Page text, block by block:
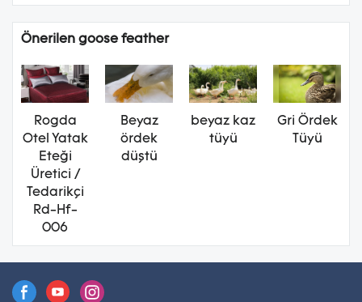
Önerilen goose feather
Rogda
Otel Yatak
Eteği
Üretici /
Tedarikçi
Rd-Hf-
006
Beyaz
ördek
düştü
beyaz kaz
tüyü
Gri Ördek
Tüyü